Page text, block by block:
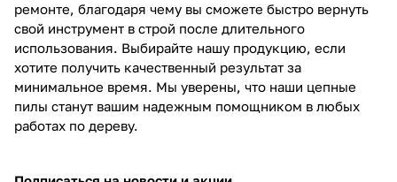
ремонте, благодаря чему вы сможете быстро вернуть
свой инструмент в строй после длительного
использования. Выбирайте нашу продукцию, если
хотите получить качественный результат за
минимальное время. Мы уверены, что наши цепные
пилы станут вашим надежным помощником в любых
работах по дереву.